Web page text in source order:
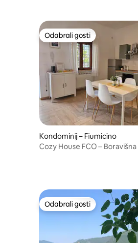
Odabrali gosti
Odabrali gosti
Kondominij – Fiumicino
Cozy House FCO –
Odabrali gosti
Odabrali gosti